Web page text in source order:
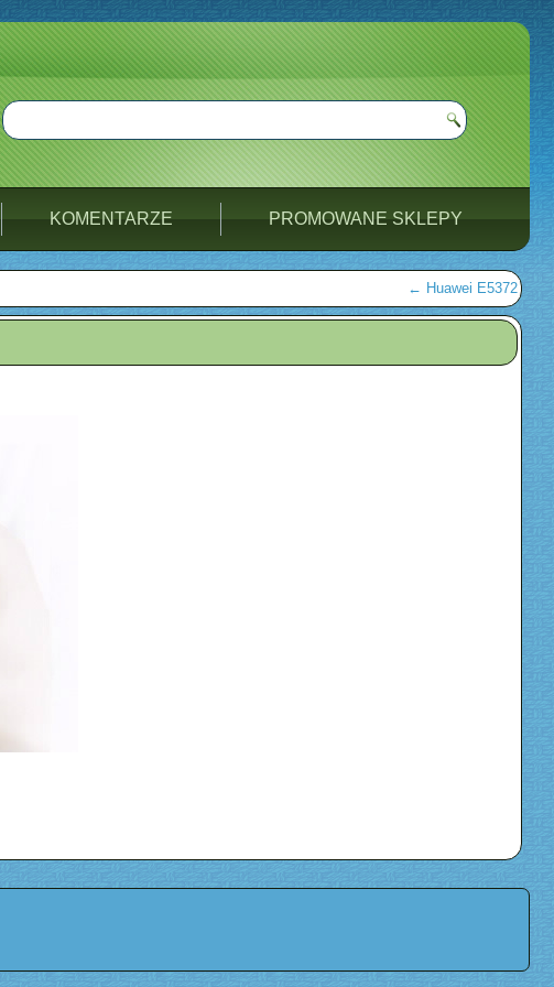
KOMENTARZE PROMOWANE SKLEPY
← Huawei E5372